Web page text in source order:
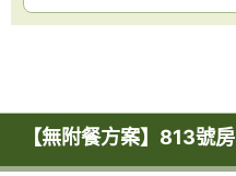
【無附餐方案】813號房